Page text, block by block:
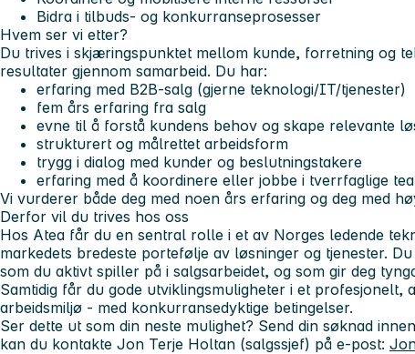
Bidra i tilbuds- og konkurranseprosesser
Hvem ser vi etter?
Du trives i skjæringspunktet mellom kunde, forretning og
resultater gjennom samarbeid. Du har:
erfaring med B2B-salg (gjerne teknologi/IT/tjenester)
fem års erfaring fra salg
evne til å forstå kundens behov og skape relevante
strukturert og målrettet arbeidsform
trygg i dialog med kunder og beslutningstakere
erfaring med å koordinere eller jobbe i tverrfaglige
Vi vurderer både deg med noen års erfaring og deg med
Derfor vil du trives hos oss
Hos Atea får du en sentral rolle i et av Norges ledende
markedets bredeste portefølje av løsninger og tjenester.
som du aktivt spiller på i salgsarbeidet, og som gir deg
Samtidig får du gode utviklingsmuligheter i et profesjonelt,
arbeidsmiljø - med konkurransedyktige betingelser.
Ser dette ut som din neste mulighet? Send din søknad
kan du kontakte Jon Terje Holtan (salgssjef) på e‑post: